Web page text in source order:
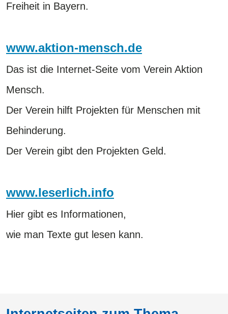
Freiheit in Bayern.
www.aktion-mensch.de
Das ist die Internet-Seite vom Verein Aktion
Mensch.
Der Verein hilft Projekten für Menschen mit
Behinderung.
Der Verein gibt den Projekten Geld.
www.leserlich.info
Hier gibt es Informationen,
wie man Texte gut lesen kann.